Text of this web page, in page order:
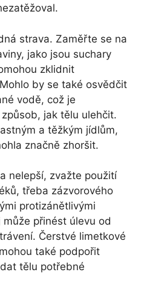
strava. Zaměřte se na
jako jsou suchary
zklidnit
by se také osvědčit
vodě, což je
jak tělu ulehčit.
a těžkým jídlům,
značně zhoršit.
nelepší, zvažte použití
třeba zázvorového
protizánětlivými
přinést úlevu od
Čerstvé limetkové
také podpořit
tělu potřebné